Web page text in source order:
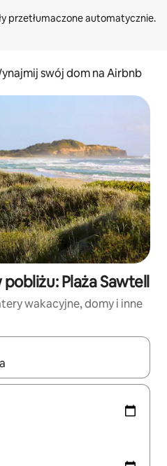
swój dom na Airbnb
Plaża Sawtell
wakacyjne, domy i inne
możesz poruszać się po nich za